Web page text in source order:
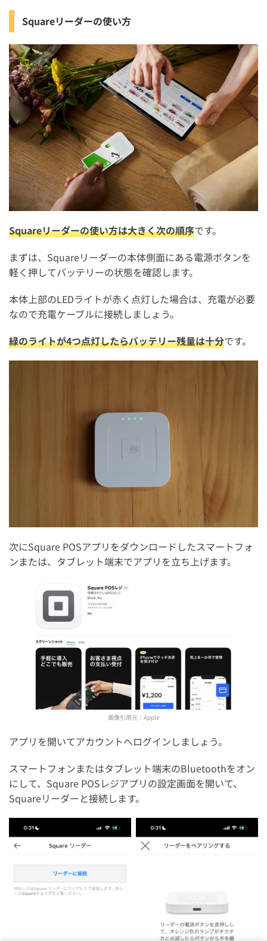
Squareリーダーの使い方
Squareリーダーの使い方は大きく次の順序です。
まずは、Squareリーダーの本体側面にある電源ボタンを
軽く押してバッテリーの状態を確認します。
本体上部のLEDライトが赤く点灯した場合は、充電が必要
なので充電ケーブルに接続しましょう。
緑のライトが4つ点灯したらバッテリー残量は十分です。
次にSquare POSアプリをダウンロードしたスマートフォ
ンまたは、タブレット端末でアプリを立ち上げます。
画像引用元： Apple
アプリを開いてアカウントへログインしましょう。
スマートフォンまたはタブレット端末のBluetoothをオン
にして、Square POSレジアプリの設定画面を開いて、
Squareリーダーと接続します。